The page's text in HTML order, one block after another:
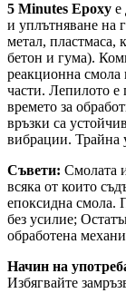
5 Minutes Epoxy е
и уплътняване на
метал, пластмаса,
бетон и гума).
реакционна смола
части. Лепилото е
времето за
връзки са
вибрации. Трайна
Съвети: Смолата
всяка от които
епоксидна смола.
без усилие;
обработена
Начин на
Избягвайте